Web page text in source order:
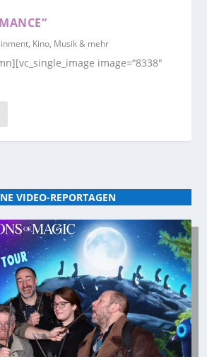
Kino, Musik & mehr
image=“8338″
VIDEO-REPORTAGEN